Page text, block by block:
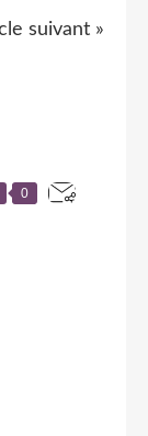
suivant »
0